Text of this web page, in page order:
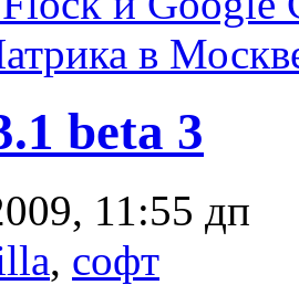
в
beta 3
11:55 дп
, софт